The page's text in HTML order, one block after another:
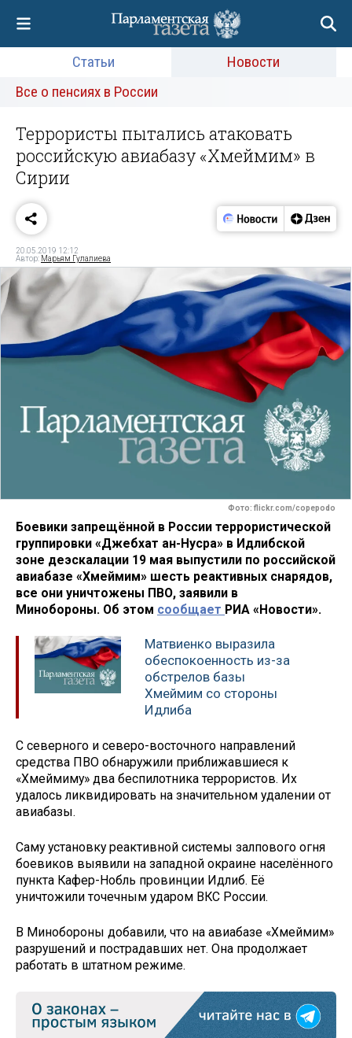
Статьи
Новости
Все о пенсиях в России
Террористы пытались атаковать
российскую авиабазу «Хмеймим» в
Сирии
20.05.2019 12:12
Автор: Марьям Гулалиева
Фото: flickr.com/copepodo
Боевики запрещённой в России террористической
группировки «Джебхат ан-Нусра» в Идлибской
зоне деэскалации 19 мая выпустили по российской
авиабазе «Хмеймим» шесть реактивных снарядов,
все они уничтожены ПВО, заявили в
Минобороны. Об этом сообщает РИА «Новости».
Матвиенко выразила
обеспокоенность из-за
обстрелов базы
Хмеймим со стороны
Идлиба
С северного и северо-восточного направлений
средства ПВО обнаружили приближавшиеся к
«Хмеймиму» два беспилотника террористов. Их
удалось ликвидировать на значительном удалении от
авиабазы.
Саму установку реактивной системы залпового огня
боевиков выявили на западной окраине населённого
пункта Кафер-Нобль провинции Идлиб. Её
уничтожили точечным ударом ВКС России.
В Минобороны добавили, что на авиабазе «Хмеймим»
разрушений и пострадавших нет. Она продолжает
работать в штатном режиме.